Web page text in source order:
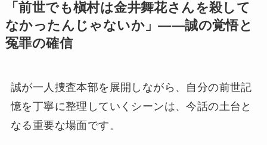
「前世でも槇村は金井舞花さんを殺して
なかったんじゃないか」——誠の覚悟と
冤罪の確信
誠が一人捜査本部を展開しながら、自分の前世記
憶を丁寧に整理していくシーンは、今話の土台と
なる重要な場面です。